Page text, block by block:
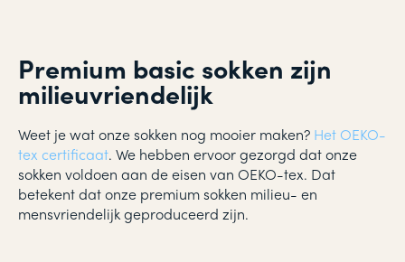
Premium basic sokken zijn
milieuvriendelijk
Weet je wat onze sokken nog mooier maken? Het OEKO-
tex certificaat. We hebben ervoor gezorgd dat onze
sokken voldoen aan de eisen van OEKO-tex. Dat
betekent dat onze premium sokken milieu- en
mensvriendelijk geproduceerd zijn.